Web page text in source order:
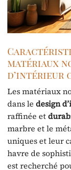
matériaux
d’intérieur
Les matériaux
dans le design
raffinée et
marbre et le
uniques et leur
havre de
est recherché